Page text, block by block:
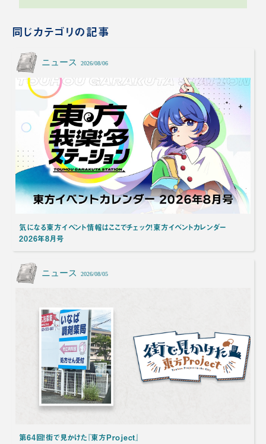
同じカテゴリの記事
ニュース 2026/08/06
気になる東方イベント情報はここでチェック！東方イベントカレンダー
2026年8月号
ニュース 2026/08/05
第64回！街で見かけた『東方Project』